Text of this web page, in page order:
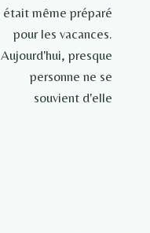
était même préparé
pour les vacances.
Aujourd'hui, presque
personne ne se
souvient d'elle